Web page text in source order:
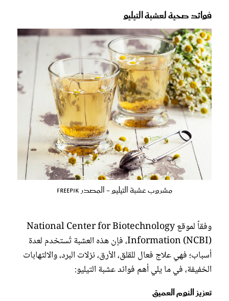
فوائد صحية لعشبة التيليو
مشروب عشبة التيليو - المصدر freepik
وفقاً لموقع National Center for Biotechnology
Information (NCBI)، فإن هذه العشبة تُستخدم لعدة
أسباب؛ فهي علاج فعال للقلق، الأرق، نزلات البرد، والالتهابات
الخفيفة، في ما يلي أهم فوائد عشبة التيليو:
تعزيز النوم العميق